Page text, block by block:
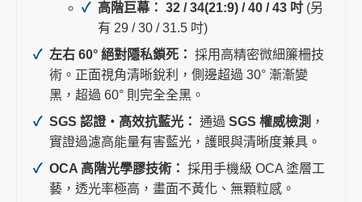
高階巨幕： 32 / 34(21:9) / 40 / 43 吋(另
有 29 / 30 / 31.5 吋)
左右 60° 絕對隱私鎖死： 採用高精密微細簾柵技
術。正面視角清晰銳利，側邊超過 30° 漸漸變
黑，超過 60° 則完全全黑。
SGS 認證・高效抗藍光： 通過 SGS 權威檢測 ，
實證過濾高能量有害藍光，護眼與清晰度兼具。
OCA 高階光學膠技術： 採用手機級 OCA 塗層工
藝，透光率極高，畫面不黃化、無顆粒感。